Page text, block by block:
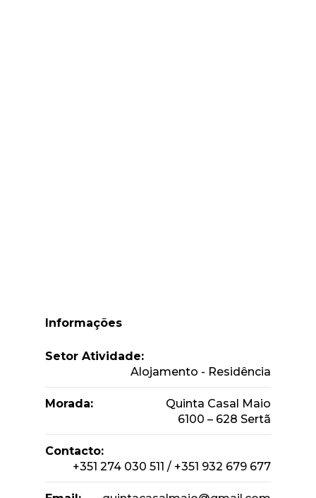
Informações
Setor Atividade:
Alojamento - Residência
Morada:
Quinta Casal Maio
6100 – 628 Sertã
Contacto:
+351 274 030 511 / +351 932 679 677